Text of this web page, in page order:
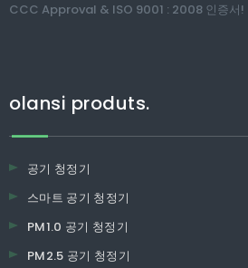
CCC Approval & ISO 9001 : 2008 인증서!
olansi produts.
공기 청정기
스마트 공기 청정기
PM1.0 공기 청정기
PM2.5 공기 청정기